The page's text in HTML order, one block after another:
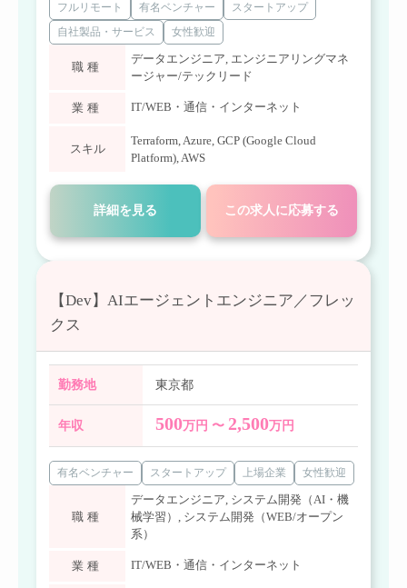
フルリモート 有名ベンチャー
スタートアップ
自社製品・サービス
女性歓迎
職種
データエンジニア, エンジニアリングマネ
ージャー/テックリード
業種 IT/WEB・通信・インターネット
スキル
Terraform,Azure, GCP (Google Cloud
Platform),AWS
詳細を見る この求人に応募する
【Dev】AIエージェントエンジニア／フレッ
クス
勤務地 東京都
年収 500万円 〜 2,500万円
有名ベンチャー スタートアップ 上場企業 女性歓迎
職種
データエンジニア, システム開発（AI・機
械学習） , システム開発（WEB/オープン
系）
業種 IT/WEB・通信・インターネット